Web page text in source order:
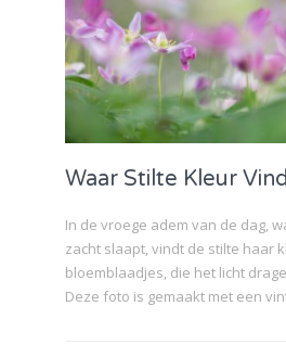
Waar Stilte Kleur
In de vroege adem van de dag,
zacht slaapt, vindt de stilte haar
bloemblaadjes, die het licht
Deze foto is gemaakt met een